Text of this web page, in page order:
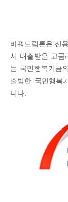
바꿔드림론은 신
서 대출받은 고금
는 국민행복기금
출범한 국민행복
니다.